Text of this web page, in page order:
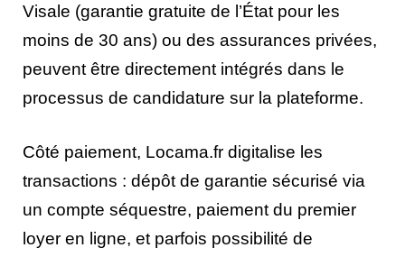
Visale (garantie gratuite de l’État pour les
moins de 30 ans) ou des assurances privées,
peuvent être directement intégrés dans le
processus de candidature sur la plateforme.
Côté paiement, Locama.fr digitalise les
transactions : dépôt de garantie sécurisé via
un compte séquestre, paiement du premier
loyer en ligne, et parfois possibilité de